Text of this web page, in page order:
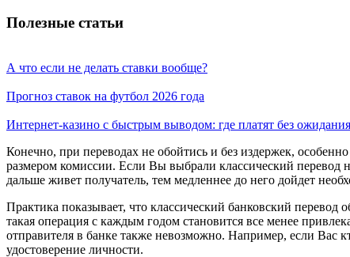
Полезные статьи
А что если не делать ставки вообще?
Прогноз ставок на футбол 2026 года
Интернет-казино с быстрым выводом: где платят без
Конечно, при переводах не обойтись и без издержек,
размером комиссии. Если Вы выбрали классический перевод
дальше живет получатель, тем медленнее до него дойдет
Практика показывает, что классический банковский
такая операция с каждым годом становится все менее
отправителя в банке также невозможно. Например, если Вас
удостоверение личности.